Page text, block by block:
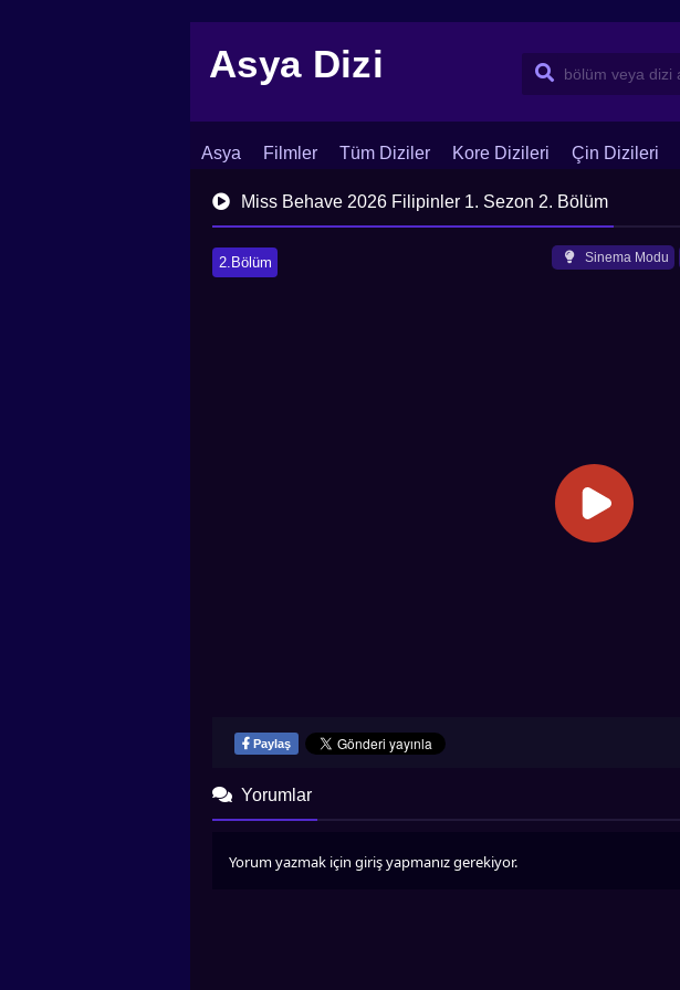
Asya Dizi
Asya Filmler Tüm Diziler Kore Dizileri Çin Dizileri
İletişim Blog Dizi Arşivi
Miss Behave 2026 Filipinler 1. Sezon 2. Bölüm
2.Bölüm Sinema Modu
Paylaş
Yorumlar
Yorum yazmak için giriş yapmanız gerekiyor.